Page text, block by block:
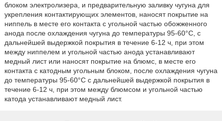
блоком электролизера, и предварительную заливку чугуна для
укрепления контактирующих элементов, наносят покрытие на
ниппель в месте его контакта с угольной частью обожженного
анода после охлаждения чугуна до температуры 95-60°С, с
дальнейшей выдержкой покрытия в течение 6-12 ч, при этом
между ниппелем и угольной частью анода устанавливают
медный лист или наносят покрытие на блюмс, в месте его
контакта с катодным угольным блоком, после охлаждения чугуна
до температуры 95-60°С с дальнейшей выдержкой покрытия в
течение 6-12 ч, при этом между блюмсом и угольной частью
катода устанавливают медный лист.